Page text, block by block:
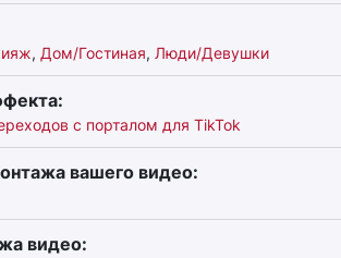
, Дом/Гостиная, Люди/Девушки
с порталом для TikTok
вашего видео:
видео: